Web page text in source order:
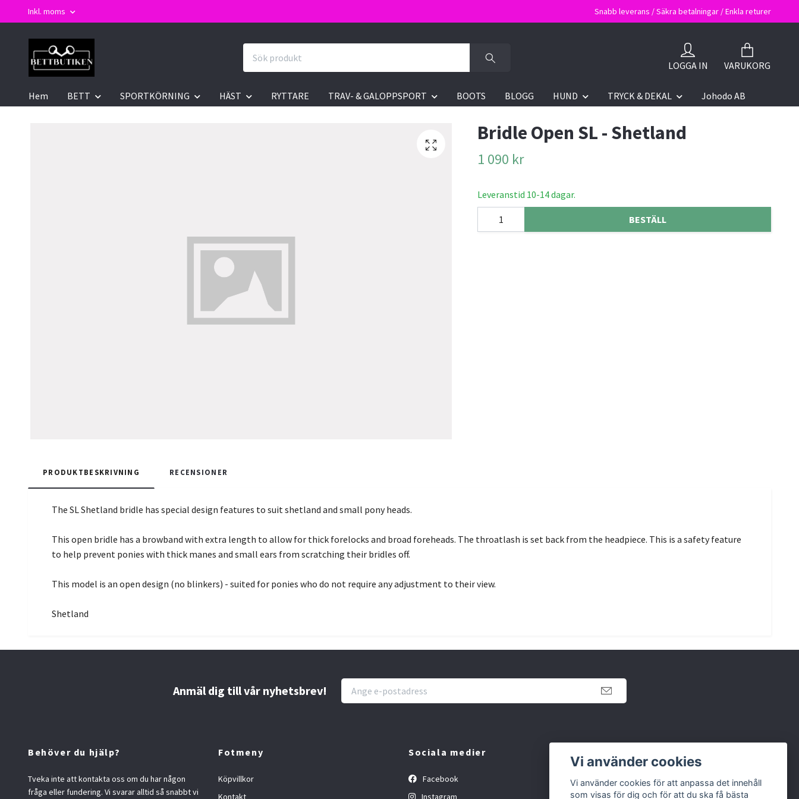
Inkl. moms Snabb leverans / Säkra betalningar / Enkla returer
LOGGA IN VARUKORG
Hem BETT SPORTKÖRNING HÄST RYTTARE TRAV- & GALOPPSPORT BOOTS BLOGG HUND TRYCK & DEKAL Johodo AB
Bridle Open SL - Shetland
1 090 kr
Leveranstid 10-14 dagar.
BESTÄLL
PRODUKTBESKRIVNING RECENSIONER
The SL Shetland bridle has special design features to suit shetland and small pony heads.
This open bridle has a browband with extra length to allow for thick forelocks and broad foreheads. The throatlash is set back from the headpiece. This is a safety feature
to help prevent ponies with thick manes and small ears from scratching their bridles off.
This model is an open design (no blinkers) - suited for ponies who do not require any adjustment to their view.
Shetland
Anmäl dig till vår nyhetsbrev!
Behöver du hjälp?
Tveka inte att kontakta oss om du har någon
fråga eller fundering. Vi svarar alltid så snabbt vi
Fotmeny
Köpvillkor
Kontakt
Sociala medier
Facebook
Instagram
Köpvillkor
Kontakt
Vi använder cookies
Vi använder cookies för att anpassa det innehåll
som visas för dig och för att du ska få bästa